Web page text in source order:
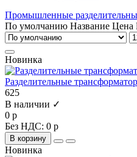
Промышленные
По умолчанию Название Цена
Новинка
Разделительные
625
В наличии ✓
0 р
Без НДС: 0 р
В корзину
Новинка